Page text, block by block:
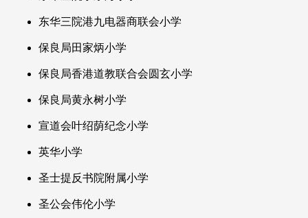
东华三院港九电器商联会小学
保良局田家炳小学
保良局香港道教联合会圆玄小学
保良局黄永树小学
宣道会叶绍荫纪念小学
英华小学
圣士提反书院附属小学
圣公会伟伦小学